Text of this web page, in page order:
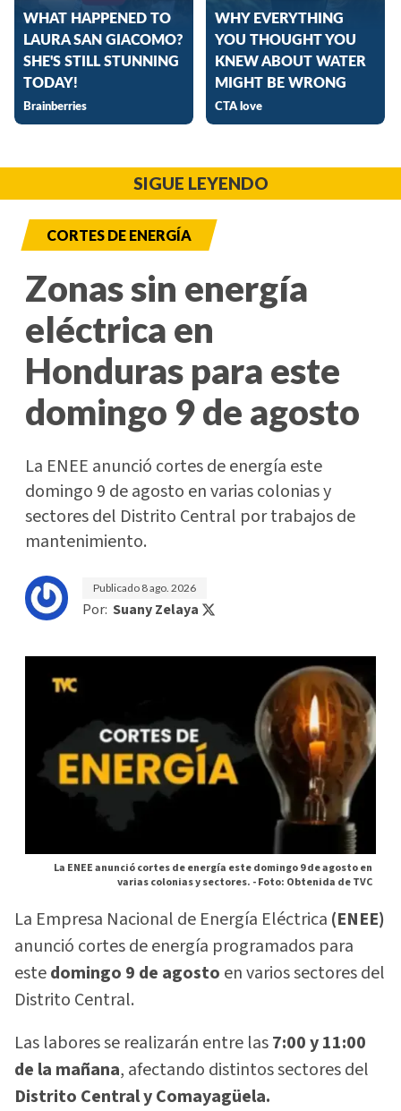
SIGUE LEYENDO
CORTES DE ENERGÍA
Zonas sin energía
eléctrica en
Honduras para este
domingo 9 de agosto
La ENEE anunció cortes de energía este
domingo 9 de agosto en varias colonias y
sectores del Distrito Central por trabajos de
mantenimiento.
Publicado 8 ago. 2026
Por: Suany Zelaya
La ENEE anunció cortes de energía este domingo 9 de agosto en
varias colonias y sectores. -Foto: Obtenida de TVC
La Empresa Nacional de Energía Eléctrica (ENEE)
anunció cortes de energía programados para
estedomingo 9 de agosto en varios sectores del
Distrito Central.
Las labores se realizarán entre las7:00 y 11:00
de la mañana, afectando distintos sectores del
Distrito Central y Comayagüela.